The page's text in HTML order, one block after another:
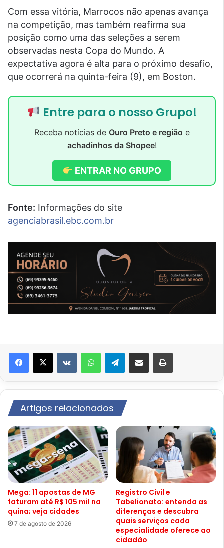
Com essa vitória, Marrocos não apenas avança
na competição, mas também reafirma sua
posição como uma das seleções a serem
observadas nesta Copa do Mundo. A
expectativa agora é alta para o próximo desafio,
que ocorrerá na quinta-feira (9), em Boston.
Entre para o nosso Grupo!
Receba notícias de Ouro Preto e região e
achadinhos da Shopee!
ENTRAR NO GRUPO
Fonte: Informações do site
agenciabrasil.ebc.com.br
VK WhatsAppTelegramCompartilhar via e-mail Imprimir
Artigos relacionados
Mega: 11 apostas de MG
faturam até R$ 105 mil na
quina; veja cidades
7 de agosto de 2026
Registro Civil e
Tabelionato: entenda as
diferenças e descubra
quais serviços cada
especialidade oferece ao
cidadão